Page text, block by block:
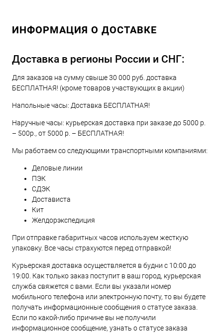
ИНФОРМАЦИЯ О ДОСТАВКЕ
Доставка в регионы России и СНГ:
Для заказов на сумму свыше 30 000 руб. доставка
БЕСПЛАТНАЯ! (кроме товаров участвующих в акции)
Напольные часы: Доставка БЕСПЛАТНАЯ!
Наручные часы: курьерская доставка при заказе до 5000 р.
– 500р., от 5000 р. – БЕСПЛАТНАЯ!
Мы работаем со следующими транспортными компаниями:
Деловые линии
ПЭК
СДЭК
Достависта
Кит
Желдорэкспедиция
При отправке габаритных часов используем жесткую
упаковку. Все часы страхуются перед отправкой!
Курьерская доставка осуществляется в будни с 10:00 до
19:00. Как только заказ поступит в ваш город, курьерская
служба свяжется с вами. Если вы указали номер
мобильного телефона или электронную почту, то вы будете
получать информационные сообщения о статусе заказа.
Если по какой-либо причине вы не получили
информационное сообщение, узнать о статусе заказа